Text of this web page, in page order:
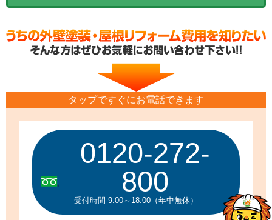
タップですぐにお電話できます
0120-272-
800
受付時間 9:00～18:00（年中無休）